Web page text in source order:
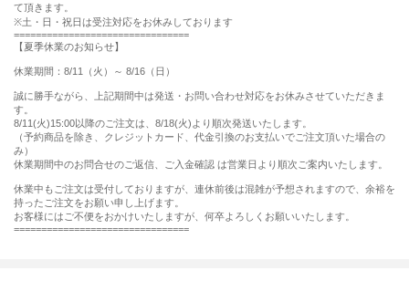
て頂きます。
※土・日・祝日は受注対応をお休みしております
================================
【夏季休業のお知らせ】
休業期間：8/11（火）～ 8/16（日）
誠に勝手ながら、上記期間中は発送・お問い合わせ対応をお休みさせていただきま
す。
8/11(火)15:00以降のご注文は、8/18(火)より順次発送いたします。
（予約商品を除き、クレジットカード、代金引換のお支払いでご注文頂いた場合の
み）
休業期間中のお問合せのご返信、ご入金確認 は営業日より順次ご案内いたします。
休業中もご注文は受付しておりますが、連休前後は混雑が予想されますので、余裕を
持ったご注文をお願い申し上げます。
お客様にはご不便をおかけいたしますが、何卒よろしくお願いいたします。
================================